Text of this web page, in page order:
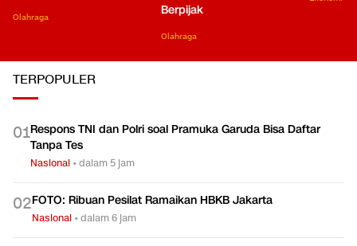
Olahraga
Berpijak
Olahraga
TERPOPULER
01Respons TNI dan Polri soal Pramuka Garuda Bisa Daftar
Tanpa Tes
Nasional •dalam 5 jam
02FOTO: Ribuan Pesilat Ramaikan HBKB Jakarta
Nasional •dalam 6 jam